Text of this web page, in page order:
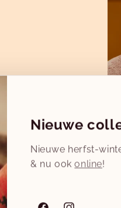
Nieuwe
Nieuwe herfst-
& nu ookonline!